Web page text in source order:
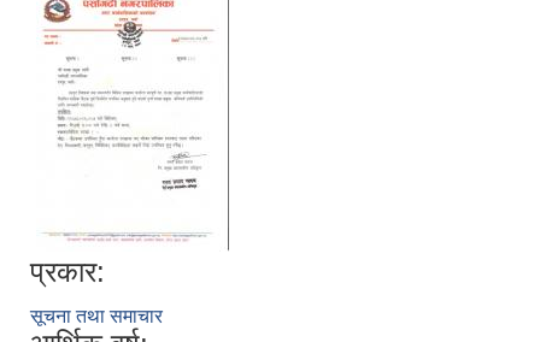
प्रकार:
सूचना तथा समाचार